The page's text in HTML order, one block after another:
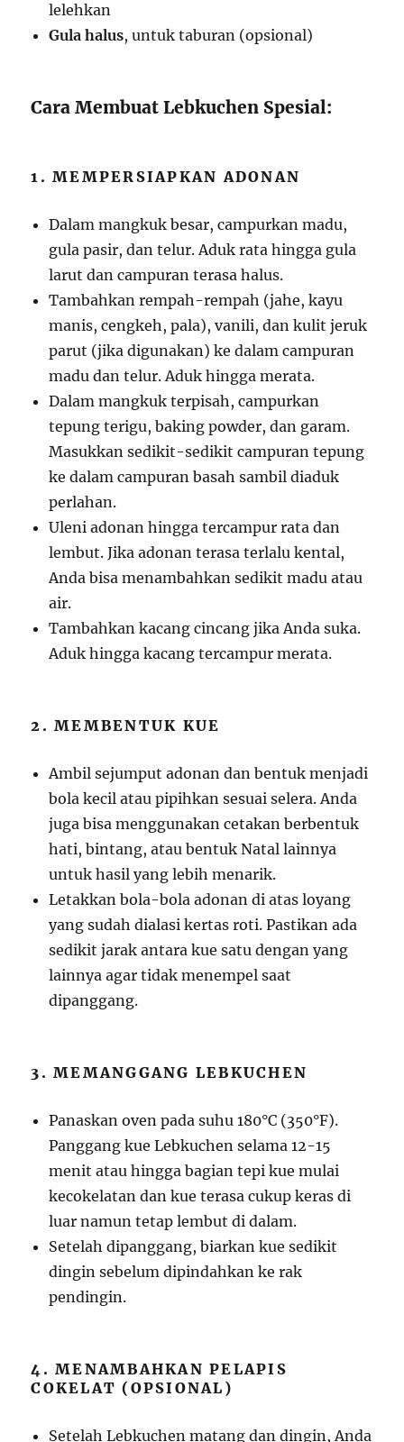
lelehkan
Gula halus, untuk taburan (opsional)
Cara Membuat Lebkuchen Spesial:
1. MEMPERSIAPKAN ADONAN
Dalam mangkuk besar, campurkan madu,
gula pasir, dan telur. Aduk rata hingga gula
larut dan campuran terasa halus.
Tambahkan rempah-rempah (jahe, kayu
manis, cengkeh, pala), vanili, dan kulit jeruk
parut (jika digunakan) ke dalam campuran
madu dan telur. Aduk hingga merata.
Dalam mangkuk terpisah, campurkan
tepung terigu, baking powder, dan garam.
Masukkan sedikit-sedikit campuran tepung
ke dalam campuran basah sambil diaduk
perlahan.
Uleni adonan hingga tercampur rata dan
lembut. Jika adonan terasa terlalu kental,
Anda bisa menambahkan sedikit madu atau
air.
Tambahkan kacang cincang jika Anda suka.
Aduk hingga kacang tercampur merata.
2. MEMBENTUK KUE
Ambil sejumput adonan dan bentuk menjadi
bola kecil atau pipihkan sesuai selera. Anda
juga bisa menggunakan cetakan berbentuk
hati, bintang, atau bentuk Natal lainnya
untuk hasil yang lebih menarik.
Letakkan bola-bola adonan di atas loyang
yang sudah dialasi kertas roti. Pastikan ada
sedikit jarak antara kue satu dengan yang
lainnya agar tidak menempel saat
dipanggang.
3. MEMANGGANG LEBKUCHEN
Panaskan oven pada suhu 180°C (350°F).
Panggang kue Lebkuchen selama 12-15
menit atau hingga bagian tepi kue mulai
kecokelatan dan kue terasa cukup keras di
luar namun tetap lembut di dalam.
Setelah dipanggang, biarkan kue sedikit
dingin sebelum dipindahkan ke rak
pendingin.
4. MENAMBAHKAN PELAPIS
COKELAT (OPSIONAL)
Setelah Lebkuchen matang dan dingin, Anda